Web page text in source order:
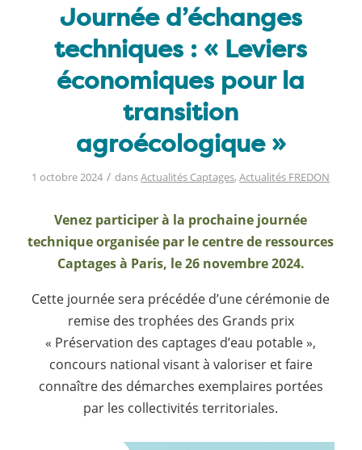
Journée d’échanges
techniques : « Leviers
économiques pour la
transition
agroécologique »
1 octobre 2024 / dansActualités Captages,Actualités FREDON
Venez participer à la prochaine journée
technique organisée par le centre de ressources
Captages à Paris, le 26 novembre 2024.
Cette journée sera précédée d’une cérémonie de
remise des trophées des Grands prix
« Préservation des captages d’eau potable »,
concours national visant à valoriser et faire
connaître des démarches exemplaires portées
par les collectivités territoriales.